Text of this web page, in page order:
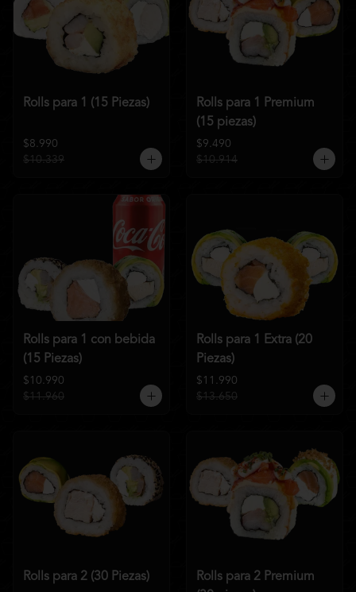
Rolls para 1 (15 Piezas)
$8.990
$10.339
Rolls para 1 Premium
(15 piezas)
$9.490
$10.914
Rolls para 1 con bebida
(15 Piezas)
$10.990
$11.960
Rolls para 1 Extra (20
Piezas)
$11.990
$13.650
Rolls para 2 (30 Piezas)
Rolls para 2 Premium